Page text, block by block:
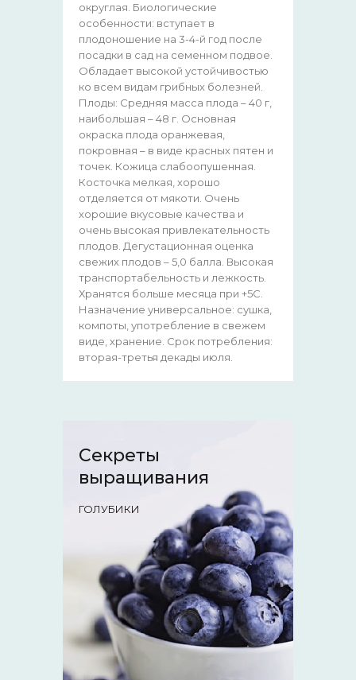
округлая. Биологические
особенности: вступает в
плодоношение на 3-4-й год после
посадки в сад на семенном подвое.
Обладает высокой устойчивостью
ко всем видам грибных болезней.
Плоды: Средняя масса плода – 40 г,
наибольшая – 48 г. Основная
окраска плода оранжевая,
покровная – в виде красных пятен и
точек. Кожица слабоопушенная.
Косточка мелкая, хорошо
отделяется от мякоти. Очень
хорошие вкусовые качества и
очень высокая привлекательность
плодов. Дегустационная оценка
свежих плодов – 5,0 балла. Высокая
транспортабельность и лежкость.
Хранятся больше месяца при +5С.
Назначение универсальное: сушка,
компоты, употребление в свежем
виде, хранение. Срок потребления:
вторая-третья декады июля.
Секреты
выращивания
ГОЛУБИКИ